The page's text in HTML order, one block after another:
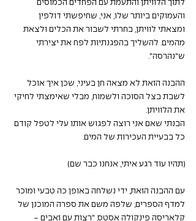
לתוך הלוויתן והתעמת עם הפחדים הכמוסים
והעמוקים ביותר שלו, אני, שחיפשתי דולפין
ומצאתי לוויתן, בחרתי לשבור את הכלים ולצאת
מהמים. להשליך בהפגנתיות לפח את יצירתי
ש"נהרסה".
ההבנה הזאת לא מצאה חן בעיני, שכן איך אוכל
לשבת בצל הסוכה ולשמוח, מבלי שאימצתי לחיקי
את הלוויתן.
הבנתי שאם אני רוצה לפגוש אותו עלי לטפל קודם
כל בבעיית העכירות של המים.
(תהיו עוד רגע איתי, אנחנו כבר שם)
עם ההבנה הזאת, ידי נשלחה באופן כה טבעי ומוכר
למדף הספרים, שלפה משם את ספרה המוכנן של
קלאריסה פינקולה אסטס, "רצות עם זאבים -